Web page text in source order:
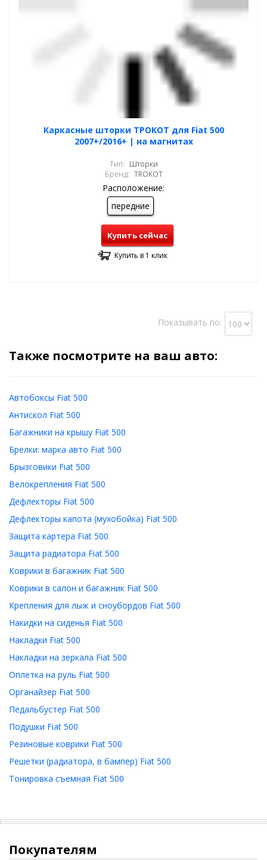
Каркасные шторки ТРОКОТ для Fiat 500
2007+/2016+ | на магнитах
Тип: Шторки
Бренд: TROKOT
Расположение:
передние
Купить сейчас
Купить в 1 клик
Показывать по:
Также посмотрите на ваш авто:
Автобоксы Fiat 500
Антискол Fiat 500
Багажники на крышу Fiat 500
Брелки: марка авто Fiat 500
Брызговики Fiat 500
Велокрепления Fiat 500
Дефлекторы Fiat 500
Дефлекторы капота (мухобойка) Fiat 500
Защита картера Fiat 500
Защита радиатора Fiat 500
Коврики в багажник Fiat 500
Коврики в салон и багажник Fiat 500
Крепления для лыж и сноубордов Fiat 500
Накидки на сиденья Fiat 500
Накладки Fiat 500
Накладки на зеркала Fiat 500
Оплетка на руль Fiat 500
Органайзер Fiat 500
Педальбустер Fiat 500
Подушки Fiat 500
Резиновые коврики Fiat 500
Решетки (радиатора, в бампер) Fiat 500
Тонировка съемная Fiat 500
Покупателям